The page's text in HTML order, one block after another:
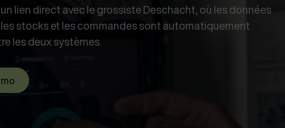
lien direct avec le grossiste Deschacht, où les données
stocks et les commandes sont automatiquement
les deux systèmes.